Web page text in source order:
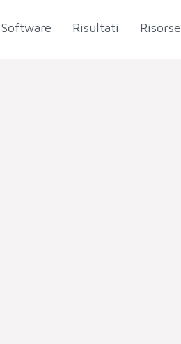
Software Risultati Risorse